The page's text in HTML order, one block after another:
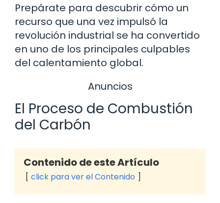
Prepárate para descubrir cómo un
recurso que una vez impulsó la
revolución industrial se ha convertido
en uno de los principales culpables
del calentamiento global.
Anuncios
El Proceso de Combustión
del Carbón
Contenido de este Artículo
click para ver el Contenido